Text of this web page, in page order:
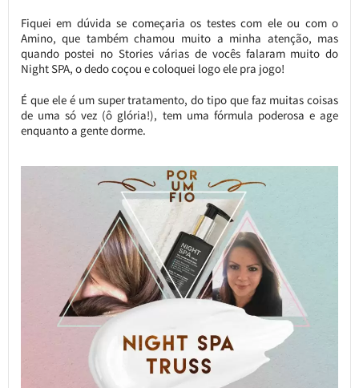
Fiquei em dúvida se começaria os testes com ele ou com o
Amino, que também chamou muito a minha atenção, mas
quando postei no Stories várias de vocês falaram muito do
Night SPA, o dedo coçou e coloquei logo ele pra jogo!
É que ele é um super tratamento, do tipo que faz muitas coisas
de uma só vez (ô glória!), tem uma fórmula poderosa e age
enquanto a gente dorme.